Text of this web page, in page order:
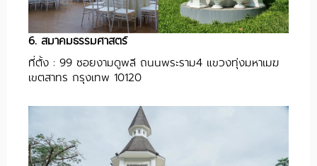
6. สมาคมธรรมศาสตร์
ที่ตั้ง : 99 ซอยงามดูพลี ถนนพระราม4 แขวงทุ่งมหาเมฆ
เขตสาทร กรุงเทพ 10120